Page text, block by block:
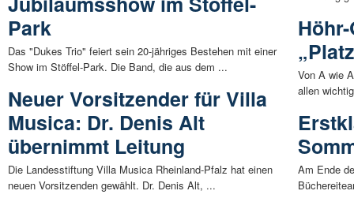
Park
Das "Dukes Trio" feiert sein 20-jähriges Bestehen mit einer
Show im Stöffel-Park. Die Band, die aus dem ...
Neuer Vorsitzender für Villa
Musica: Dr. Denis Alt
übernimmt Leitung
Die Landesstiftung Villa Musica Rheinland-Pfalz hat einen
neuen Vorsitzenden gewählt. Dr. Denis Alt, ...
Von A wie
allen
Am Ende